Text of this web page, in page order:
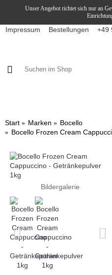
Unser Angebot richtet sich nur an
Impressum Bestellungen +49
Start Marken
Bocello
Bocello Frozen Cream
Bildergalerie